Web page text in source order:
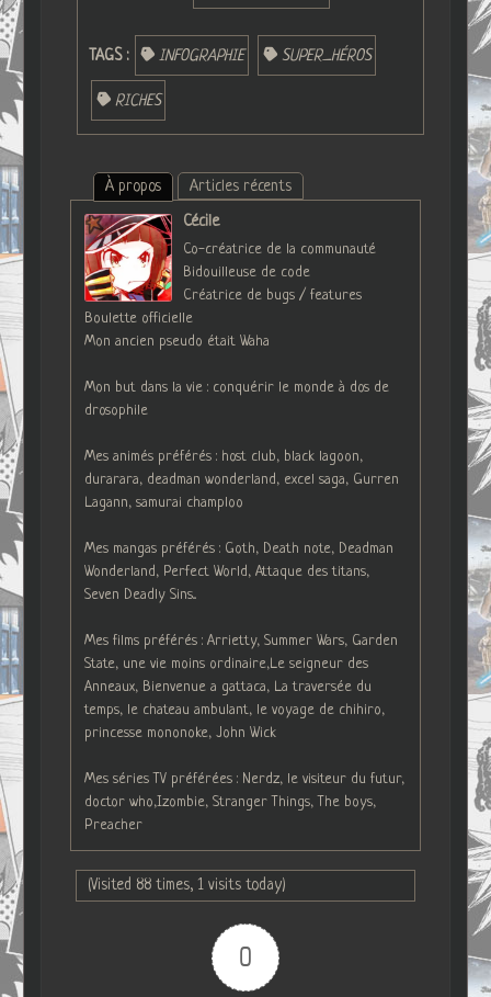
TAGS : INFOGRAPHIE SUPER_HÉROS
RICHES
À propos
Articles récents
Cécile
Co-créatrice de la communauté
Bidouilleuse de code
Créatrice de bugs / features
Boulette officielle
Mon ancien pseudo était Waha
Mon but dans la vie : conquérir le monde à dos de
drosophile
Mes animés préférés : host club, black lagoon,
durarara, deadman wonderland, excel saga, Gurren
Lagann, samurai champloo
Mes mangas préférés : Goth, Death note, Deadman
Wonderland, Perfect World, Attaque des titans,
Seven Deadly Sins...
Mes films préférés : Arrietty, Summer Wars, Garden
State, une vie moins ordinaire,Le seigneur des
Anneaux, Bienvenue a gattaca, La traversée du
temps, le chateau ambulant, le voyage de chihiro,
princesse mononoke, John Wick
Mes séries TV préférées : Nerdz, le visiteur du futur,
doctor who,Izombie, Stranger Things, The boys,
Preacher
(Visited 88 times, 1 visits today)
0